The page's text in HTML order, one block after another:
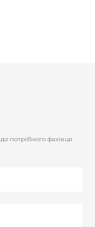
потрібного фахівця